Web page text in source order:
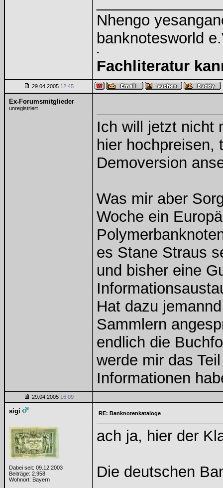
Nhengo
banknotesworld
-
Fachliteratur
29.04.2005 12:45
Ex-Forumsmitglieder
unregistriert
Ich will jetzt nicht
hier hochpreisen,
Demoversion
Was mir aber
Woche ein
es Stane Straus
und bisher eine
Hat dazu
Sammlern
endlich die
werde mir das
Informationen
29.04.2005 16:09
sigi
Dabei seit: 09.12.2003
Beiträge: 2.958
Wohnort: Bayern
RE: Banknotenkataloge
ach ja, hier der
Die deutschen